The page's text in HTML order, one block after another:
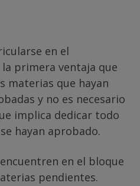
en el
primera ventaja que
materias que hayan
y no es necesario
implica dedicar todo
hayan aprobado.
en el bloque
pendientes.